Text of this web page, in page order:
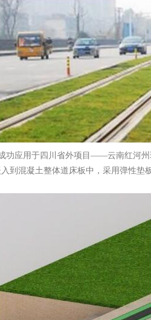
功应用于四川省外项目——云南红河
到混凝土整体道床板中，采用弹性